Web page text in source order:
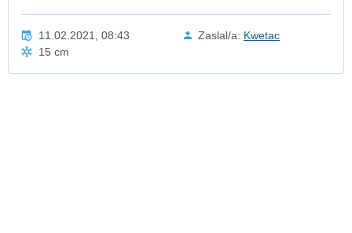
11.02.2021, 08:43 Zaslal/a: Kwetac
15 cm